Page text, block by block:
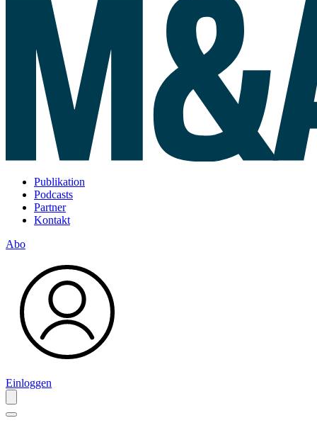
Publikation
Podcasts
Partner
Kontakt
Abo
Einloggen